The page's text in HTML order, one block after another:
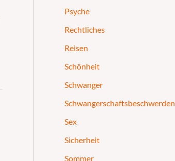
Psyche
Rechtliches
Reisen
Schönheit
Schwanger
Schwangerschaftsbeschwerden
Sex
Sicherheit
Sommer